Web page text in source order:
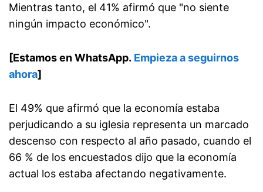
Mientras tanto, el 41% afirmó que "no siente
ningún impacto económico".
[Estamos en WhatsApp. Empieza a seguirnos
ahora]
El 49% que afirmó que la economía estaba
perjudicando a su iglesia representa un marcado
descenso con respecto al año pasado, cuando el
66 % de los encuestados dijo que la economía
actual los estaba afectando negativamente.